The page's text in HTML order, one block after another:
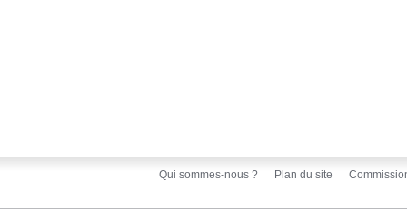
Qui sommes-nous ? Plan du site